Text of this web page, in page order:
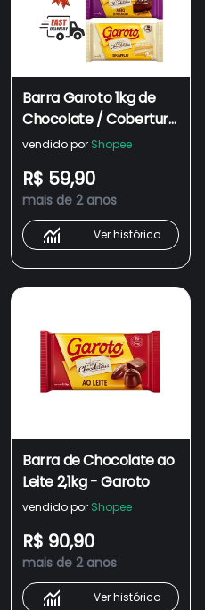
Barra Garoto 1kg de
Chocolate / Cobertura
Chocolate 1 kg
Amargo e Branco
vendido por Shopee
R$ 59,90
mais de 2 anos
Ver histórico
Barra de Chocolate ao
Leite 2,1kg - Garoto
vendido por Shopee
R$ 90,90
mais de 2 anos
Ver histórico